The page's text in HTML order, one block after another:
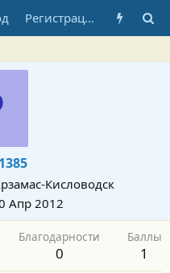
Регистрация
Кисловодск
Апр 2012
Благодарности
0
Баллы
1